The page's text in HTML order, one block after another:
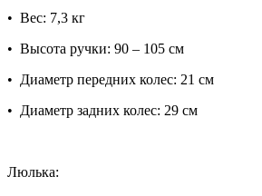
• Вес: 7,3 кг
• Высота ручки: 90 – 105 см
• Диаметр передних колес: 21 см
• Диаметр задних колес: 29 см
Люлька: